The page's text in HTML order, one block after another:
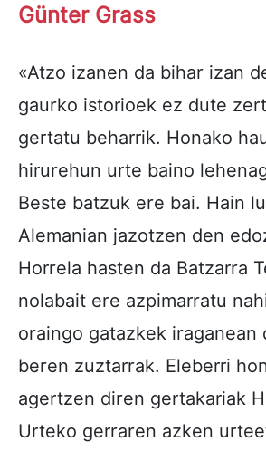
Günter Grass
«Atzo izanen da bihar izan
gaurko istorioek ez dute
gertatu beharrik. Honako
hirurehun urte baino
Beste batzuk ere bai. Hain
Alemanian jazotzen den
Horrela hasten da Batzarra
nolabait ere azpimarratu
oraingo gatazkek iraganean
beren zuztarrak. Eleberri
agertzen diren gertakariak
Urteko gerraren azken